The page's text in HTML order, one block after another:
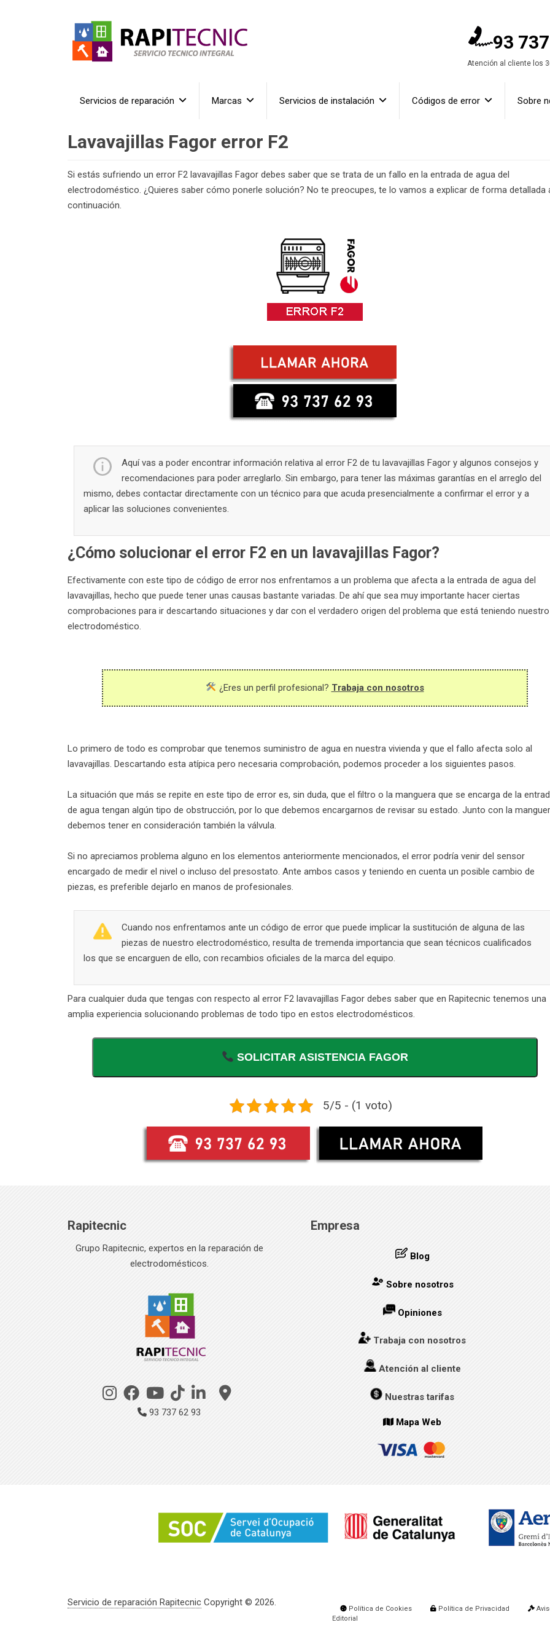
93
Atención al cliente los
Servicios de reparación Marcas Servicios de instalación Códigos de error Sobre
Lavavajillas Fagor error F2
Si estás sufriendo un error F2 lavavajillas Fagor debes saber que se trata de un fallo en la entrada de agua del
electrodoméstico. ¿Quieres saber cómo ponerle solución? No te preocupes, te lo vamos a explicar de forma detallada
continuación.
Aquí vas a poder encontrar información relativa al error F2 de tu lavavajillas Fagor y algunos consejos y
recomendaciones para poder arreglarlo. Sin embargo, para tener las máximas garantías en el arreglo del
mismo, debes contactar directamente con un técnico para que acuda presencialmente a confirmar el error y a
aplicar las soluciones convenientes.
¿Cómo solucionar el error F2 en un lavavajillas Fagor?
Efectivamente con este tipo de código de error nos enfrentamos a un problema que afecta a la entrada de agua del
lavavajillas, hecho que puede tener unas causas bastante variadas. De ahí que sea muy importante hacer ciertas
comprobaciones para ir descartando situaciones y dar con el verdadero origen del problema que está teniendo nuestro
electrodoméstico.
¿Eres un perfil profesional? Trabaja con nosotros
Lo primero de todo es comprobar que tenemos suministro de agua en nuestra vivienda y que el fallo afecta solo al
lavavajillas. Descartando esta atípica pero necesaria comprobación, podemos proceder a los siguientes pasos.
La situación que más se repite en este tipo de error es, sin duda, que el filtro o la manguera que se encarga de la
de agua tengan algún tipo de obstrucción, por lo que debemos encargarnos de revisar su estado. Junto con la
debemos tener en consideración también la válvula.
Si no apreciamos problema alguno en los elementos anteriormente mencionados, el error podría venir del sensor
encargado de medir el nivel o incluso del presostato. Ante ambos casos y teniendo en cuenta un posible cambio de
piezas, es preferible dejarlo en manos de profesionales.
Cuando nos enfrentamos ante un código de error que puede implicar la sustitución de alguna de las
piezas de nuestro electrodoméstico, resulta de tremenda importancia que sean técnicos cualificados
los que se encarguen de ello, con recambios oficiales de la marca del equipo.
Para cualquier duda que tengas con respecto al error F2 lavavajillas Fagor debes saber que en Rapitecnic tenemos una
amplia experiencia solucionando problemas de todo tipo en estos electrodomésticos.
SOLICITAR ASISTENCIA FAGOR
5/5 - (1 voto)
Rapitecnic
Grupo Rapitecnic, expertos en la reparación de
electrodomésticos.
93 737 62 93
Empresa
Blog
Sobre nosotros
Opiniones
Trabaja con nosotros
Atención al cliente
Nuestras tarifas
Mapa Web
Servicio de reparación Rapitecnic Copyright © 2026.
Política de Cookies Política de Privacidad
Editorial